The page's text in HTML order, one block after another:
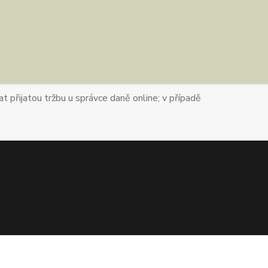
přijatou tržbu u správce daně online; v případě